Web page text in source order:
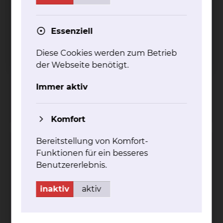
Celler Straße 38, 38114 Braunschweig
Per E-Mail kontaktieren
mehr
Praxis für Strahlentherapie und
Radioonkologie
Essenziell
Diese Cookies werden zum Betrieb
der Webseite benötigt.
Immer aktiv
Komfort
Bereitstellung von Komfort-
Funktionen für ein besseres
Benutzererlebnis.
inaktiv aktiv